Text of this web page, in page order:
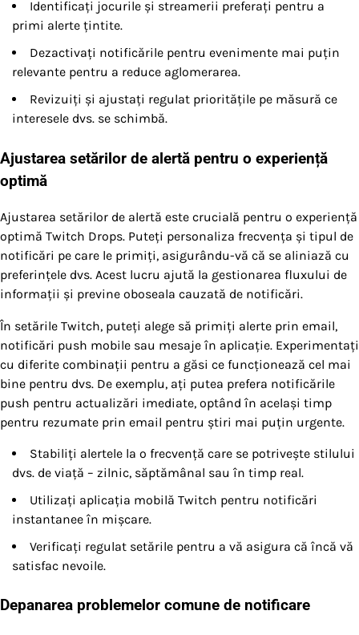
Identificați jocurile și streamerii preferați pentru a
primi alerte țintite.
Dezactivați notificările pentru evenimente mai puțin
relevante pentru a reduce aglomerarea.
Revizuiți și ajustați regulat prioritățile pe măsură ce
interesele dvs. se schimbă.
Ajustarea setărilor de alertă pentru o experiență
optimă
Ajustarea setărilor de alertă este crucială pentru o experiență
optimă Twitch Drops. Puteți personaliza frecvența și tipul de
notificări pe care le primiți, asigurându-vă că se aliniază cu
preferințele dvs. Acest lucru ajută la gestionarea fluxului de
informații și previne oboseala cauzată de notificări.
În setările Twitch, puteți alege să primiți alerte prin email,
notificări push mobile sau mesaje în aplicație. Experimentați
cu diferite combinații pentru a găsi ce funcționează cel mai
bine pentru dvs. De exemplu, ați putea prefera notificările
push pentru actualizări imediate, optând în același timp
pentru rezumate prin email pentru știri mai puțin urgente.
Stabiliți alertele la o frecvență care se potrivește stilului
dvs. de viață – zilnic, săptămânal sau în timp real.
Utilizați aplicația mobilă Twitch pentru notificări
instantanee în mișcare.
Verificați regulat setările pentru a vă asigura că încă vă
satisfac nevoile.
Depanarea problemelor comune de notificare